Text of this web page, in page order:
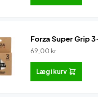
Forza Super Grip
69,00 kr.
Læg i kurv